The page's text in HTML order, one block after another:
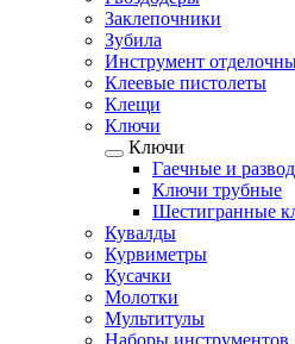
Заклепочники
Зубила
Инструмент
Клеевые пистолеты
Клещи
Ключи
Ключи
Гаечные и
Ключи трубные
Шестигранные
Кувалды
Курвиметры
Кусачки
Молотки
Мультитулы
Наборы инструментов